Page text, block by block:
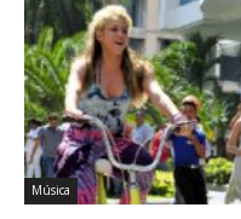
Música